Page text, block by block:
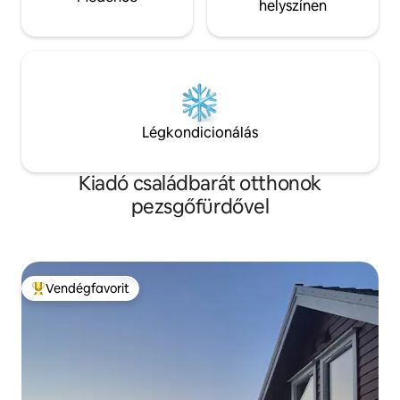
helyszínen
Légkondicionálás
Kiadó családbarát otthonok
pezsgőfürdővel
Kiemelt vendégfavorit
Vendégfavorit